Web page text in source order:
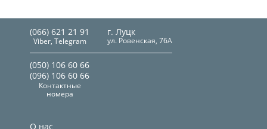
(066) 621 21 91
Viber, Telegram
г. Луцк
ул. Ровенская, 76А
(050) 106 60 66
(096) 106 60 66
Контактные
номера
О нас